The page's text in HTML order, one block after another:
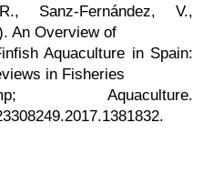
Sanz-Fernández, V.,
An Overview of
Aquaculture in Spain:
in Fisheries
Aquaculture.